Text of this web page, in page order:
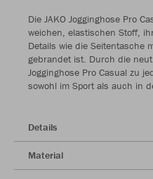
Die JAKO Jogginghose Pro
weichen, elastischen Stoff,
Details wie die Seitentasche
gebrandet ist. Durch die
Jogginghose Pro Casual zu
sowohl im Sport als auch in
Details
Material